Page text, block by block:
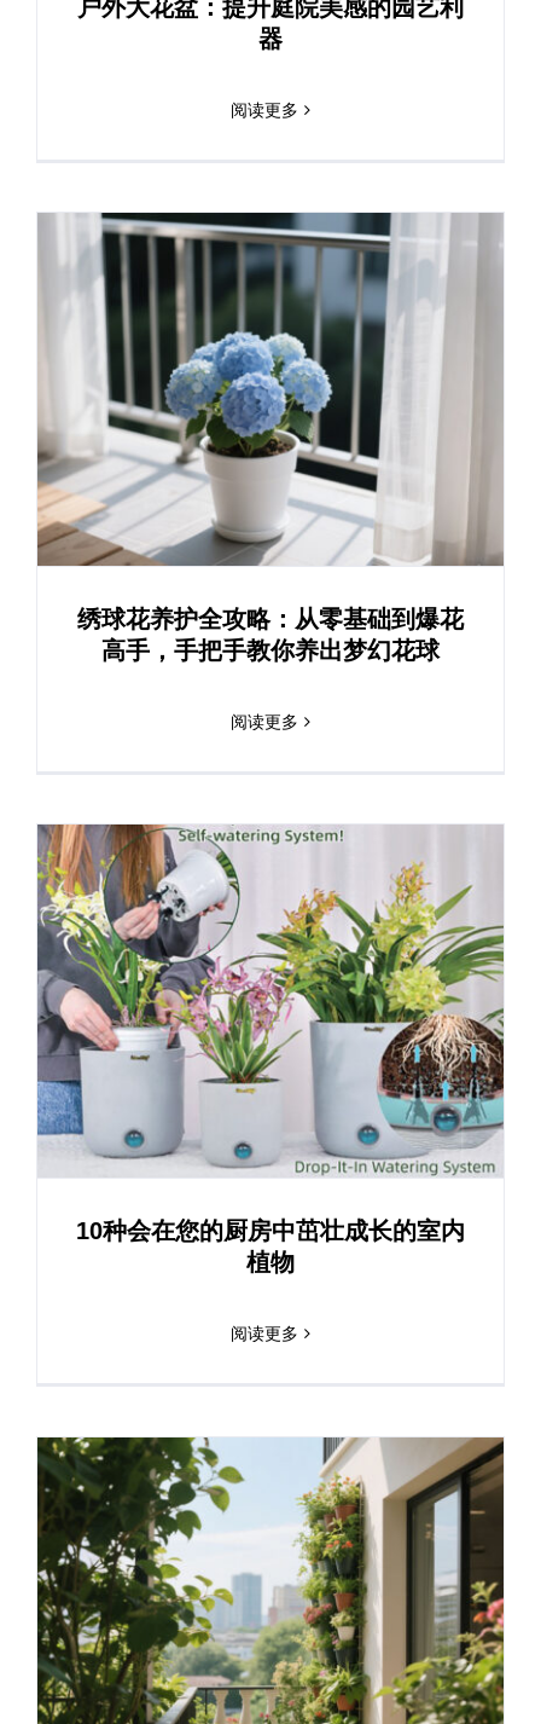
户外大花盆：提升庭院美感的园艺利
器
阅读更多
绣球花养护全攻略：从零基础到爆花
高手，手把手教你养出梦幻花球
阅读更多
10种会在您的厨房中茁壮成长的室内
植物
阅读更多